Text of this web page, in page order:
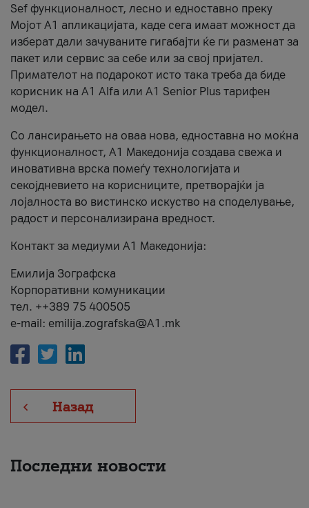
Sef функционалност, лесно и едноставно преку
Мојот А1 апликацијата, каде сега имаат можност да
изберат дали зачуваните гигабајти ќе ги разменат за
пакет или сервис за себе или за свој пријател.
Примателот на подарокот исто така треба да биде
корисник на А1 Alfa или A1 Senior Plus тарифен
модел.
Со лансирањето на оваа нова, едноставна но моќна
функционалност, А1 Македонија создава свежа и
иновативна врска помеѓу технологијата и
секојдневието на корисниците, претворајќи ја
лојалноста во вистинско искуство на споделување,
радост и персонализирана вредност.
Контакт за медиуми А1 Македонија:
Емилија Зографска
Корпоративни комуникации
тел. ++389 75 400505
e-mail: emilija.zografska@A1.mk
Назад
Последни новости